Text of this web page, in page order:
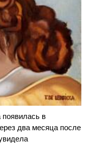
в
два месяца после